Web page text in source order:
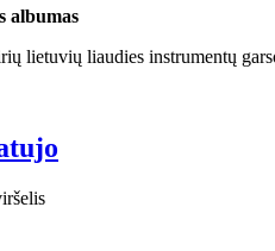
albumas
lietuvių liaudies instrumentų